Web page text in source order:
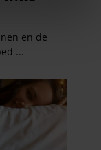
te
te bieden
Ook delen we
analyse. Deze
met andere
ze hebben
services. U